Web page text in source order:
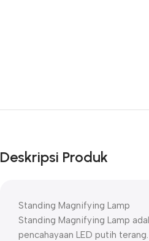
Deskripsi Produk
Standing Magnifying Lamp
Standing Magnifying Lamp
pencahayaan LED putih